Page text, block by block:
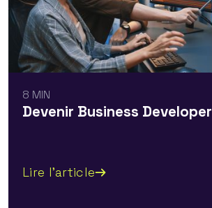
8 MIN
Devenir Business Developer
Lire l'article